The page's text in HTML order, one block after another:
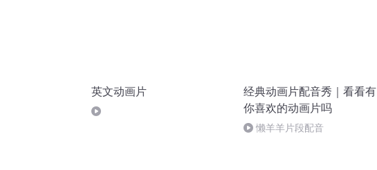
英文动画片
经典动画片配音秀｜看看有
你喜欢的动画片吗
懒羊羊片段配音